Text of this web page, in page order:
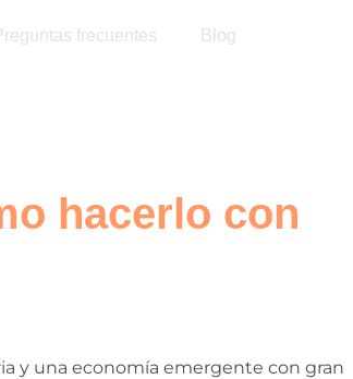
frecuentes Blog
hacerlo con
y una economía emergente con gran